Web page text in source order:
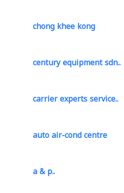
chong khee kong
century equipment sdn..
carrier experts service..
auto air-cond centre
a & p..